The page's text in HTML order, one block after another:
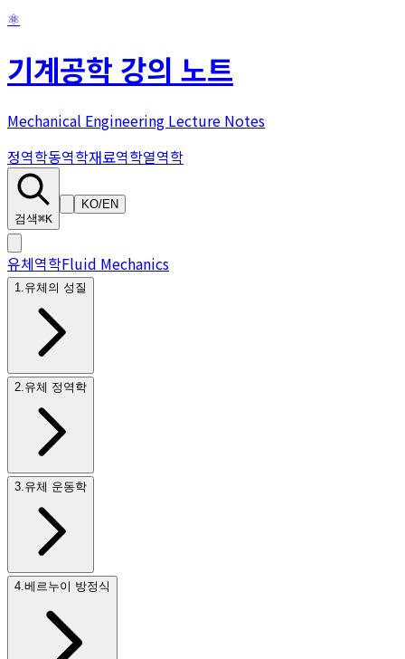
⚛
기계공학 강의 노트
Mechanical Engineering Lecture Notes
정역학동역학재료역학열역학
검색⌘K
KO/EN
유체역학Fluid Mechanics
1 유체의 성질
2 유체 정역학
3 유체 운동학
4 베르누이 방정식